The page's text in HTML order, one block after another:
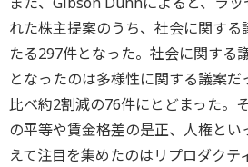
れた株主提案のうち、社会に関する
たる297件となった。社会に関する
となったのは多様性に関する議案だ
比べ約2割減の76件にとどまった。
の平等や賃金格差の是正、人権と
えて注目を集めたのはリプロダクテ